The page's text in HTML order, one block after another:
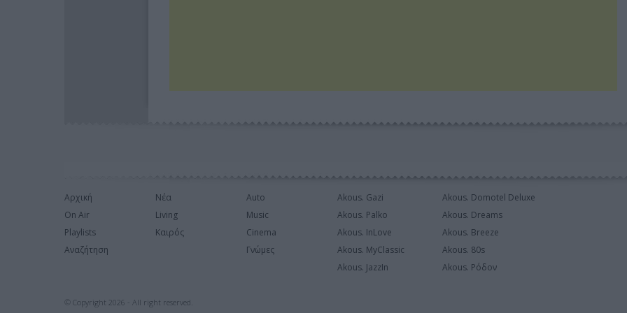
Αρχική
On Air
Playlists
Αναζήτηση
Νέα
Living
Καιρός
Auto
Music
Cinema
Γνώμες
Akous. Gazi
Akous. Palko
Akous. InLove
Akous. MyClassic
Akous. JazzIn
Akous. Domotel Deluxe
Akous. Dreams
Akous. Breeze
Akous. 80s
Akous. Ρόδον
© Copyright 2026 - All right reserved.